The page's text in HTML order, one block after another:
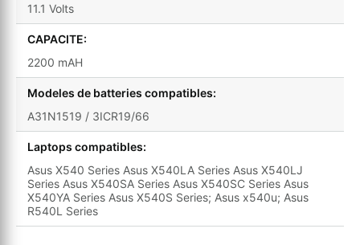
11.1 Volts
CAPACITE:
2200 mAH
Modeles de batteries compatibles:
A31N1519 / 3ICR19/66
Laptops compatibles:
Asus X540 Series Asus X540LA Series Asus X540LJ
Series Asus X540SA Series Asus X540SC Series Asus
X540YA Series Asus X540S Series; Asus x540u; Asus
R540L Series